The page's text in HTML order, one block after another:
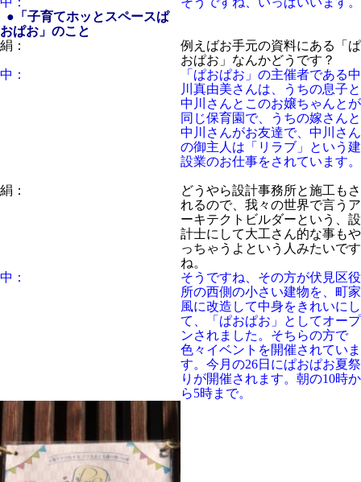
●「子育てホッとスペースぱ
おぱお」のこと
絹：
例えばお手元の資料にある「 ぱ
おぱお 」なんかどうです？
中：
「ぱおぱお」の主催者である中
川真由美さんは、うちの息子と
中川さんとこのお嬢ちゃんとが
同じ保育園で、うちの嫁さんと
中川さんがお友達で、中川さん
の御主人は「リラブ」という建
設業のお仕事をされています。
絹：
どうやら設計事務所と施工もさ
れるので、我々の世界で言うア
ーキテクトビルダーという、設
計士にして大工さん的な事もや
っちゃうよという人みたいです
ね。
中：
そうですね、その方が伏見区役
所の西側の小さい建物を、町家
風に改造して中身をきれいにし
て、「ぱおぱお」としてオープ
ンされました。そちらの方で
色々イベントを開催されていま
す。今月の26日にぱおぱお夏祭
りが開催されます。朝の10時か
ら5時まで。